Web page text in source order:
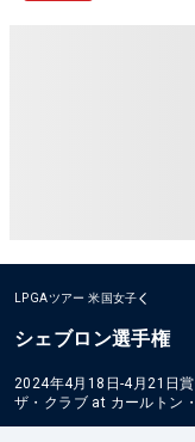
LPGAツアー 米国女子
シェブロン選手権
2024年4月18日-4月21日
ザ・クラブ at カールトン